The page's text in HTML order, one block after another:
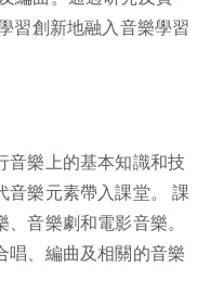
習創新地融入音樂學習
音樂上的基本知識和技
音樂元素帶入課堂。 課
音樂劇和電影音樂。
唱、編曲及相關的音樂